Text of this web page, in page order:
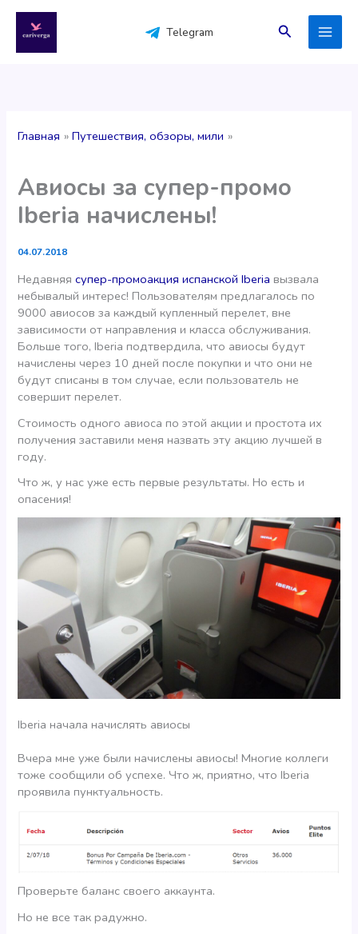
содержимому
Telegram Поиск
Главная Путешествия, обзоры, мили
Авиосы за супер-промо
Iberia начислены!
04.07.2018
Недавняясупер-промоакция испанской Iberia вызвала
небывалый интерес! Пользователям предлагалось по
9000 авиосов за каждый купленный перелет, вне
зависимости от направления и класса обслуживания.
Больше того, Iberia подтвердила, что авиосы будут
начислены через 10 дней после покупки и что они не
будут списаны в том случае, если пользователь не
совершит перелет.
Стоимость одного авиоса по этой акции и простота их
получения заставили меня назвать эту акцию лучшей в
году.
Что ж, у нас уже есть первые результаты. Но есть и
опасения!
Iberia начала начислять авиосы
Вчера мне уже были начислены авиосы! Многие коллеги
тоже сообщили об успехе. Что ж, приятно, что Iberia
проявила пунктуальность.
Проверьте баланс своего аккаунта.
Но не все так радужно.